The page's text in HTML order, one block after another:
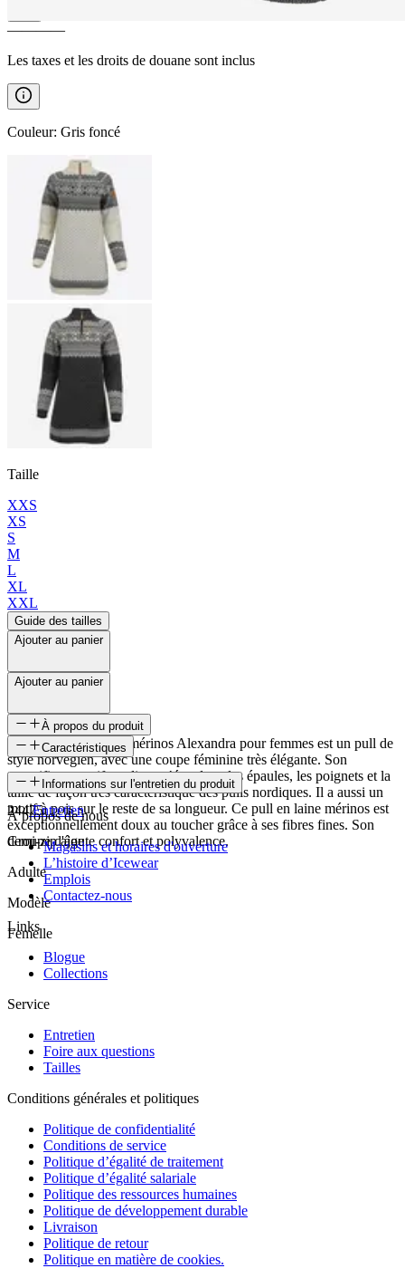
————
Les taxes et les droits de douane sont inclus
Couleur: Gris foncé
Taille
XXS
XS
S
M
L
XL
XXL
Guide des tailles
Ajouter au panier
Ajouter au panier
À propos du produit
Le pull long en laine mérinos Alexandra pour femmes est un pull de
style norvégien, avec une coupe féminine très élégante. Son
magnifique motif nordique s’étend sur les épaules, les poignets et la
taille de façon très caractéristique des pulls nordiques. Il a aussi un
motif à pois sur le reste de sa longueur. Ce pull en laine mérinos est
exceptionnellement doux au toucher grâce à ses fibres fines. Son
demi-zip ajoute confort et polyvalence.
Caractéristiques
SKU
24475
Groupe d'âge
Adulte
Modèle
Femelle
Informations sur l'entretien du produit
Entretien
À propos de nous
Magasins et horaires d'ouverture
L’histoire d’Icewear
Emplois
Contactez-nous
Links
Blogue
Collections
Service
Entretien
Foire aux questions
Tailles
Conditions générales et politiques
Politique de confidentialité
Conditions de service
Politique d’égalité de traitement
Politique d’égalité salariale
Politique des ressources humaines
Politique de développement durable
Livraison
Politique de retour
Politique en matière de cookies.